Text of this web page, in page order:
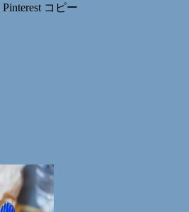
Pinterest コピー